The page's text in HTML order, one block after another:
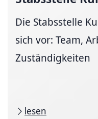
Die Stabsstelle
sich vor: Team,
Zuständigkeiten
lesen